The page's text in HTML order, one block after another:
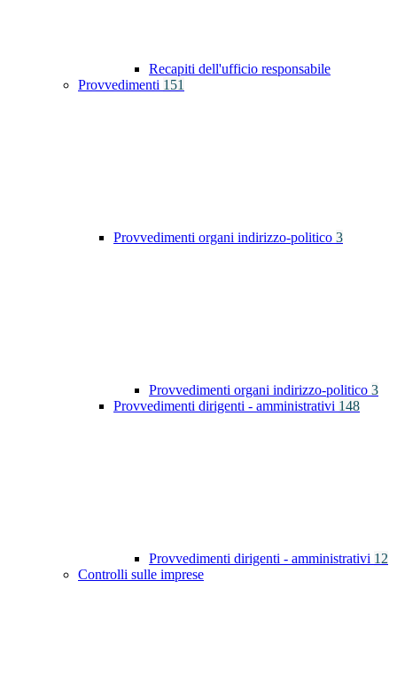
Recapiti dell'ufficio responsabile
Provvedimenti 151
Provvedimenti organi indirizzo-politico 3
Provvedimenti organi indirizzo-politico 3
Provvedimenti dirigenti - amministrativi 148
Provvedimenti dirigenti - amministrativi 12
Controlli sulle imprese